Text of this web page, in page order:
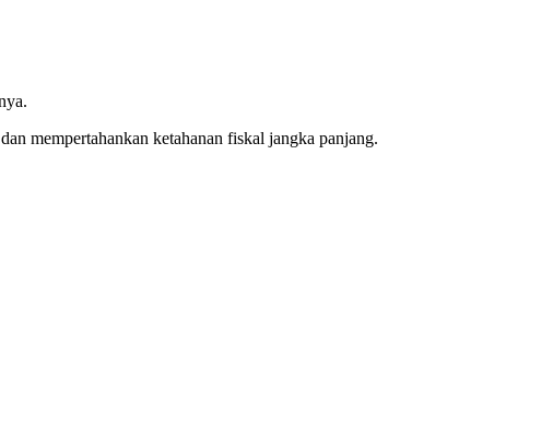
mempertahankan ketahanan fiskal jangka panjang.